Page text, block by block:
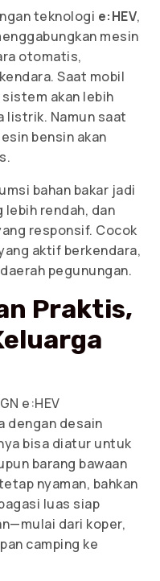
teknologi e:HEV,
mesin
otomatis,
Saat mobil
akan lebih
listrik. Namun saat
bensin akan
bahan bakar jadi
lebih rendah, dan
responsif. Cocok
aktif berkendara,
pegunungan.
Praktis,
e:HEV
dengan desain
bisa diatur untuk
barang bawaan
nyaman, bahkan
luas siap
dari koper,
camping ke